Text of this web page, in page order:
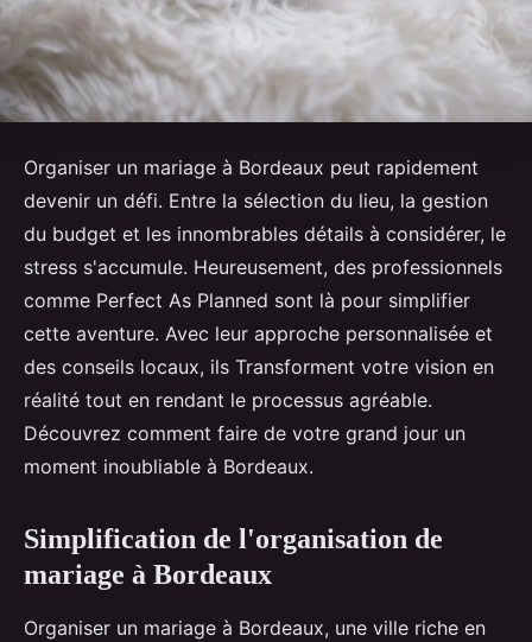
Organiser un mariage à Bordeaux peut rapidement
devenir un défi. Entre la sélection du lieu, la gestion
du budget et les innombrables détails à considérer, le
stress s'accumule. Heureusement, des professionnels
comme Perfect As Planned sont là pour simplifier
cette aventure. Avec leur approche personnalisée et
des conseils locaux, ils Transforment votre vision en
réalité tout en rendant le processus agréable.
Découvrez comment faire de votre grand jour un
moment inoubliable à Bordeaux.
Simplification de l'organisation de
mariage à Bordeaux
Organiser un mariage à Bordeaux, une ville riche en